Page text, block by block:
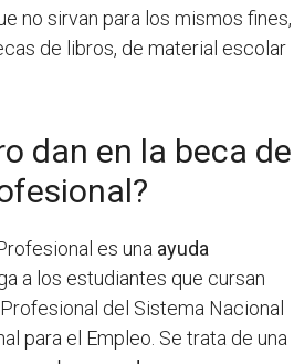
no sirvan para los mismos fines,
de libros, de material escolar
dan en la beca de
es una ayuda
a los estudiantes que cursan
del Sistema Nacional
para el Empleo. Se trata de una